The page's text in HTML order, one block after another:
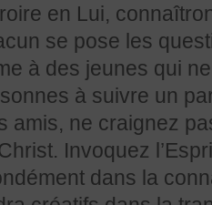
en Lui,
se pose les
à des jeunes qui
à suivre un
amis, ne craignez
Invoquez
dans la